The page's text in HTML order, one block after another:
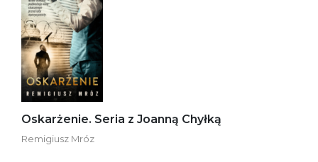
Oskarżenie. Seria z Joanną Chyłką
Remigiusz Mróz